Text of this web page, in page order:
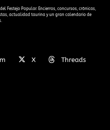
del Festejo Popular. Encierros, concursos, crónicas,
actualidad taurina y un gran calendario de
X Threads